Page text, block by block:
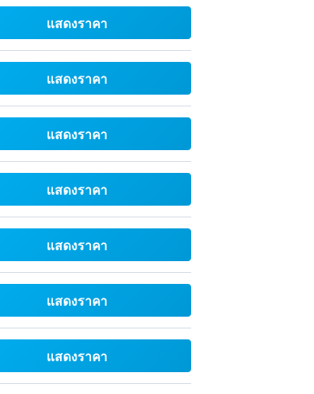
แสดงราคา
แสดงราคา
แสดงราคา
แสดงราคา
แสดงราคา
แสดงราคา
แสดงราคา